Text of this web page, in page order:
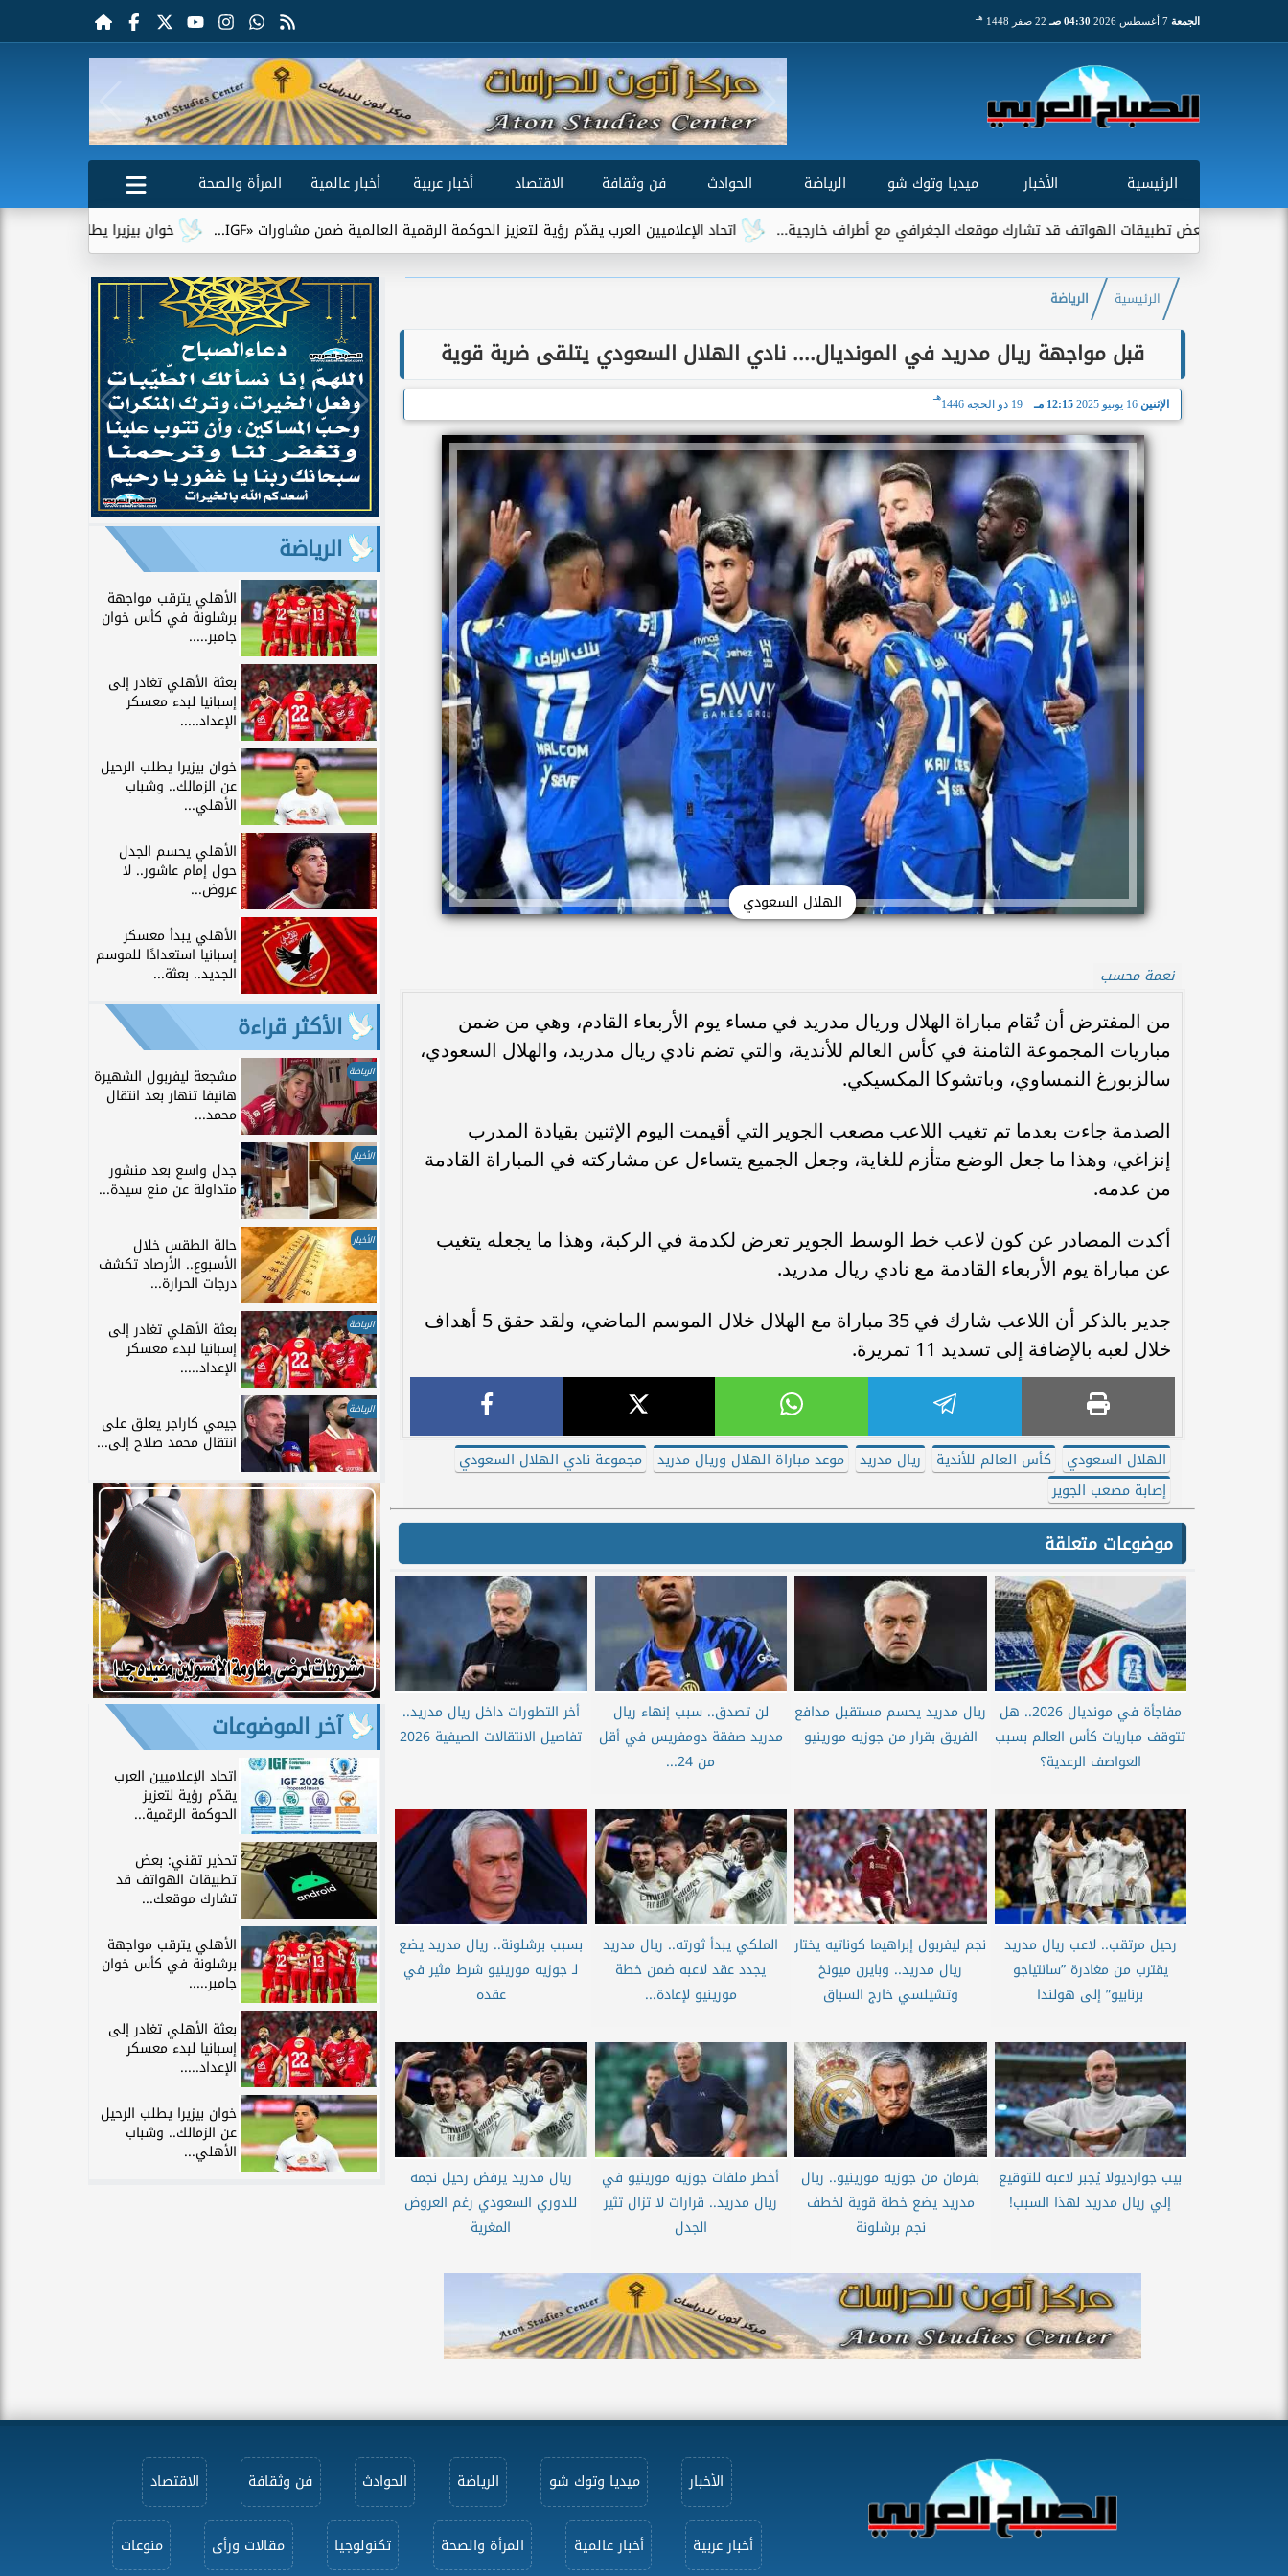
الجمعة 04:30 صـ 22 صفر 1448 هـ
الرئيسية الأخبار ميديا وتوك شو الرياضة الحوادث فن وثقافة الاقتصاد أخبار عربية أخبار عالمية
المرأة والصحة
خوان بيزيرا يطلب الرحيل عن
اتحاد الإعلاميين العرب يقدّم رؤية لتعزيز الحوكمة الرقمية العالمية ضمن مشاورات «IGF... بعض تطبيقات الهواتف قد تشارك موقعك الجغرافي مع أطراف خارجية...
الرئيسية الرياضة
قبل مواجهة ريال مدريد في المونديال.... نادي الهلال السعودي يتلقى ضربة قوية
الإثنين 16 يونيو 2025 12:15 مـ 19 ذو الحجة 1446
هـ
الهلال السعودي
نعمة محسب
من المفترض أن تُقام مباراة الهلال وريال مدريد في مساء يوم الأربعاء القادم، وهي من ضمن
مباريات المجموعة الثامنة في كأس العالم للأندية، والتي تضم نادي ريال مدريد، والهلال السعودي،
سالزبورغ النمساوي، وباتشوكا المكسيكي.
الصدمة جاءت بعدما تم تغيب اللاعب مصعب الجوير التي أقيمت اليوم الإثنين بقيادة المدرب
إنزاغي، وهذا ما جعل الوضع متأزم للغاية، وجعل الجميع يتساءل عن مشاركته في المباراة القادمة
من عدمه.
أكدت المصادر عن كون لاعب خط الوسط الجوير تعرض لكدمة في الركبة، وهذا ما يجعله يتغيب
عن مباراة يوم الأربعاء القادمة مع نادي ريال مدريد.
جدير بالذكر أن اللاعب شارك في 35 مباراة مع الهلال خلال الموسم الماضي، ولقد حقق 5 أهداف
خلال لعبه بالإضافة إلى تسديد 11 تمريرة.
الهلال السعودي كأس العالم للأندية ريال مدريد موعد مباراة الهلال وريال مدريد
مجموعة نادي الهلال السعودي
إصابة مصعب الجوير
موضوعات متعلقة
مفاجأة في مونديال 2026.. هل
تتوقف مباريات كأس العالم بسبب
العواصف الرعدية؟
ريال مدريد يحسم مستقبل مدافع
الفريق بقرار من جوزيه مورينيو
لن تصدق.. سبب إنهاء ريال
مدريد صفقة دومفريس في أقل
من 24...
أخر التطورات داخل ريال مدريد..
تفاصيل الانتقالات الصيفية 2026
رحيل مرتقب.. لاعب ريال مدريد
يقترب من مغادرة ”سانتياجو
برنابيو” إلى هولندا
نجم ليفربول إبراهيما كوناتيه يختار
ريال مدريد.. وبايرن ميونخ
وتشيلسي خارج السباق
الملكي يبدأ ثورته.. ريال مدريد
يجدد عقد لاعبه ضمن خطة
مورينيو لإعادة...
بسبب برشلونة.. ريال مدريد يضع
لـ جوزيه مورينيو شرط مثير في
عقده
بيب جوارديولا يُجبر لاعبه للتوقيع
إلي ريال مدريد لهذا السبب!
بفرمان من جوزيه مورينيو.. ريال
مدريد يضع خطة قوية لخطف
نجم برشلونة
أخطر ملفات جوزيه مورينيو في
ريال مدريد.. قرارات لا تزال تثير
الجدل
ريال مدريد يرفض رحيل نجمه
للدوري السعودي رغم العروض
المغرية
الرياضة
الأهلي يترقب مواجهة
برشلونة في كأس خوان
جامبر.....
بعثة الأهلي تغادر إلى
إسبانيا لبدء معسكر
الإعداد.....
خوان بيزيرا يطلب الرحيل
عن الزمالك.. وشباب
الأهلي...
الأهلي يحسم الجدل
حول إمام عاشور.. لا
عروض...
الأهلي يبدأ معسكر
إسبانيا استعدادًا للموسم
الجديد.. بعثة...
الأكثر قراءة
الرياضة مشجعة ليفربول الشهيرة
هانيفا تنهار بعد انتقال
محمد...
الأخبار
جدل واسع بعد منشور
متداولة عن منع سيدة...
الأخبار حالة الطقس خلال
الأسبوع.. الأرصاد تكشف
درجات الحرارة...
الرياضة بعثة الأهلي تغادر إلى
إسبانيا لبدء معسكر
الإعداد.....
الرياضة
جيمي كاراجر يعلق على
انتقال محمد صلاح إلى...
آخر الموضوعات
اتحاد الإعلاميين العرب
يقدّم رؤية لتعزيز
الحوكمة الرقمية...
تحذير تقني: بعض
تطبيقات الهواتف قد
تشارك موقعك...
الأهلي يترقب مواجهة
برشلونة في كأس خوان
جامبر.....
بعثة الأهلي تغادر إلى
إسبانيا لبدء معسكر
الإعداد.....
خوان بيزيرا يطلب الرحيل
عن الزمالك.. وشباب
الأهلي...
الأخبار ميديا وتوك شو الرياضة الحوادث فن وثقافة الاقتصاد
أخبار عربية أخبار عالمية المرأة والصحة تكنولوجيا مقالات ورأى منوعات